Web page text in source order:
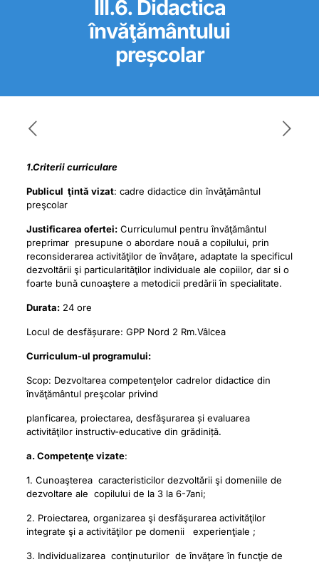
III.6. Didactica
învăţământului
preșcolar
1.Criterii curriculare
Publicul ţintă vizat: cadre didactice din învăţământul
preşcolar
Justificarea ofertei:Curriculumul pentru învăţământul
preprimar presupune o abordare nouă a copilului, prin
reconsiderarea activităţilor de învăţare, adaptate la specificul
dezvoltării şi particularităţilor individuale ale copiilor, dar si o
foarte bună cunoaştere a metodicii predării în specialitate.
Durata:24 ore
Locul de desfășurare: GPP Nord 2 Rm.Vâlcea
Curriculum-ul programului:
Scop: Dezvoltarea competenţelor cadrelor didactice din
învăţământul preşcolar privind
planficarea, proiectarea, desfăşurarea și evaluarea
activităţilor instructiv-educative din grădiniță.
a. Competenţe vizate:
1. Cunoaşterea caracteristicilor dezvoltării şi domeniile de
dezvoltare ale copilului de la 3 la 6-7ani;
2. Proiectarea, organizarea şi desfăşurarea activităţilor
integrate şi a activităţilor pe domenii experienţiale ;
3. Individualizarea conţinuturilor de învăţare în funcţie de